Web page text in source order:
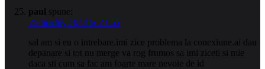
paul spune:
26 martie, 2013 la 21:55
sal am si eu o intrebare.imi zice problema la conexiune.ai dau
depanare si tot nu merge va rog frumos sa imi ziceti si mie
daca sti cum sa fac am foarte mare nevoie de id